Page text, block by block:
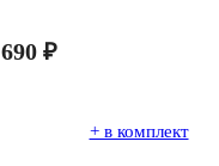
690 ₽
+ в комплект